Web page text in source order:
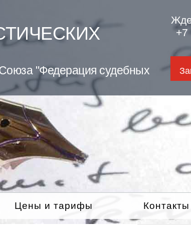
"Федерация судебных
+7
Цены и тарифы Контакты